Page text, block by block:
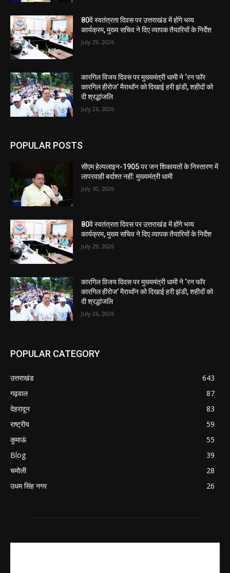
80वें स्वतंत्रता दिवस पर उत्तराखंड में होंगे भव्य
कार्यक्रम, मुख्य सचिव ने दिए व्यापक तैयारियों के निर्देश
July 29, 2026
कारगिल विजय दिवस पर मुख्यमंत्री धामी ने ‘रन फॉर
कारगिल हीरोज’ मैराथॉन को दिखाई हरी झंडी, शहीदों को
दी श्रद्धांजलि
July 26, 2026
POPULAR POSTS
सीएम हेल्पलाइन-1905 पर जन शिकायतों के निस्तारण में
लापरवाही बर्दाश्त नहीं: मुख्यमंत्री धामी
July 30, 2026
80वें स्वतंत्रता दिवस पर उत्तराखंड में होंगे भव्य
कार्यक्रम, मुख्य सचिव ने दिए व्यापक तैयारियों के निर्देश
July 29, 2026
कारगिल विजय दिवस पर मुख्यमंत्री धामी ने ‘रन फॉर
कारगिल हीरोज’ मैराथॉन को दिखाई हरी झंडी, शहीदों को
दी श्रद्धांजलि
July 26, 2026
POPULAR CATEGORY
उत्तराखंड
643
गढ़वाल
87
देहरादून
83
राष्ट्रीय
59
कुमाऊं
55
Blog
39
चमोली
28
उधम सिंह नगर
26